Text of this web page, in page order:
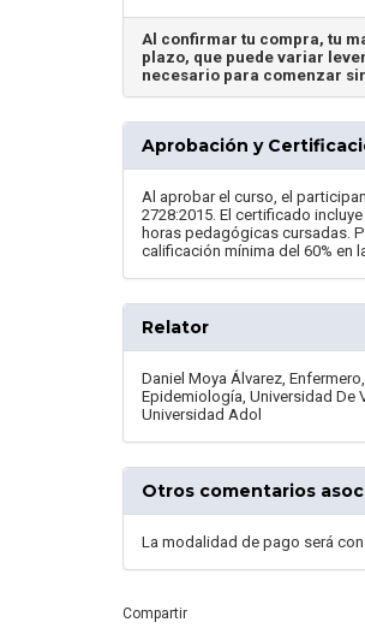
Al confirmar tu compra, tu
plazo, que puede variar
necesario para comenzar
Aprobación y
Al aprobar el curso, el
2728:2015. El certificado
horas pedagógicas cursadas.
calificación mínima del 60% en
Relator
Daniel Moya Álvarez,
Epidemiología, Universidad De
Universidad Adol
Otros comentarios
La modalidad de pago será
Compartir